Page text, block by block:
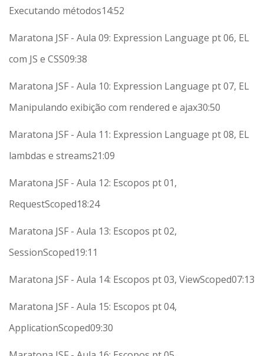
Executando métodos14:52
Maratona JSF - Aula 09: Expression Language pt 06, EL
com JS e CSS09:38
Maratona JSF - Aula 10: Expression Language pt 07, EL
Manipulando exibição com rendered e ajax30:50
Maratona JSF - Aula 11: Expression Language pt 08, EL
lambdas e streams21:09
Maratona JSF - Aula 12: Escopos pt 01,
RequestScoped18:24
Maratona JSF - Aula 13: Escopos pt 02,
SessionScoped19:11
Maratona JSF - Aula 14: Escopos pt 03, ViewScoped07:13
Maratona JSF - Aula 15: Escopos pt 04,
ApplicationScoped09:30